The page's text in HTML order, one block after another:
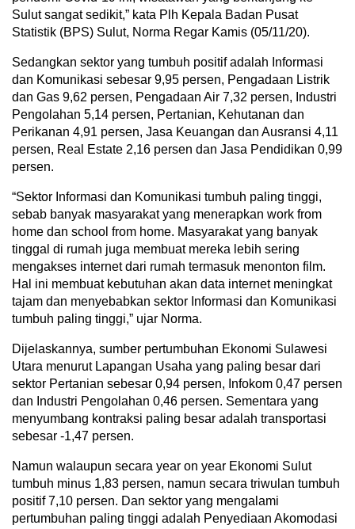
Sulut sangat sedikit,” kata Plh Kepala Badan Pusat
Statistik (BPS) Sulut, Norma Regar Kamis (05/11/20).
Sedangkan sektor yang tumbuh positif adalah Informasi
dan Komunikasi sebesar 9,95 persen, Pengadaan Listrik
dan Gas 9,62 persen, Pengadaan Air 7,32 persen, Industri
Pengolahan 5,14 persen, Pertanian, Kehutanan dan
Perikanan 4,91 persen, Jasa Keuangan dan Ausransi 4,11
persen, Real Estate 2,16 persen dan Jasa Pendidikan 0,99
persen.
“Sektor Informasi dan Komunikasi tumbuh paling tinggi,
sebab banyak masyarakat yang menerapkan work from
home dan school from home. Masyarakat yang banyak
tinggal di rumah juga membuat mereka lebih sering
mengakses internet dari rumah termasuk menonton film.
Hal ini membuat kebutuhan akan data internet meningkat
tajam dan menyebabkan sektor Informasi dan Komunikasi
tumbuh paling tinggi,” ujar Norma.
Dijelaskannya, sumber pertumbuhan Ekonomi Sulawesi
Utara menurut Lapangan Usaha yang paling besar dari
sektor Pertanian sebesar 0,94 persen, Infokom 0,47 persen
dan Industri Pengolahan 0,46 persen. Sementara yang
menyumbang kontraksi paling besar adalah transportasi
sebesar -1,47 persen.
Namun walaupun secara year on year Ekonomi Sulut
tumbuh minus 1,83 persen, namun secara triwulan tumbuh
positif 7,10 persen. Dan sektor yang mengalami
pertumbuhan paling tinggi adalah Penyediaan Akomodasi